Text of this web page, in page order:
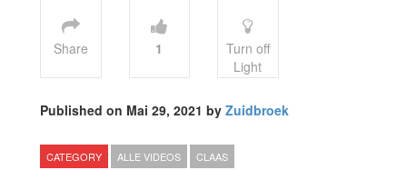
Share 1
Turn off
Light
Published on Mai 29, 2021 by Zuidbroek
CATEGORY ALLE VIDEOS CLAAS